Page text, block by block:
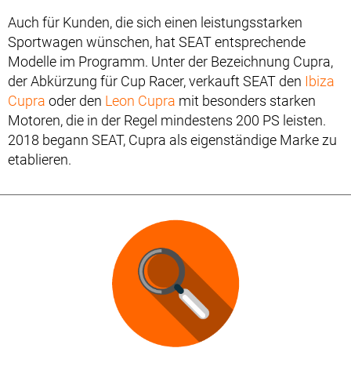
Auch für Kunden, die sich einen leistungsstarken
Sportwagen wünschen, hat SEAT entsprechende
Modelle im Programm. Unter der Bezeichnung Cupra,
der Abkürzung für Cup Racer, verkauft SEAT den Ibiza
Cupra oder den Leon Cupra mit besonders starken
Motoren, die in der Regel mindestens 200 PS leisten.
2018 begann SEAT, Cupra als eigenständige Marke zu
etablieren.